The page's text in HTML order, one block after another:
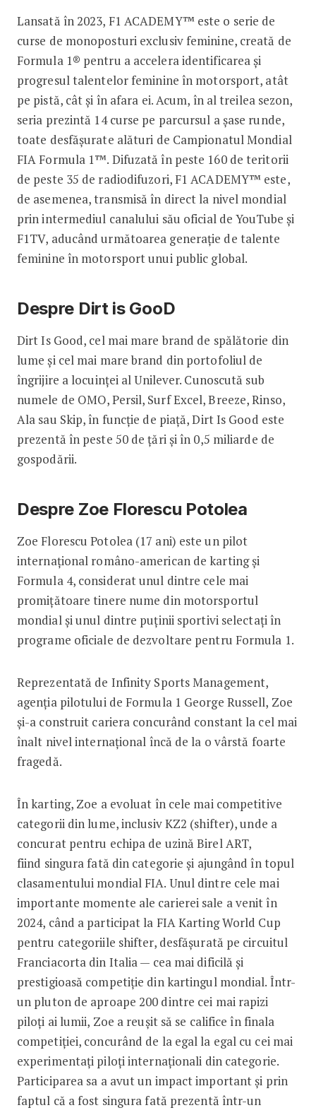
Lansată în 2023, F1 ACADEMY™ este o serie de
curse de monoposturi exclusiv feminine, creată de
Formula 1® pentru a accelera identificarea și
progresul talentelor feminine în motorsport, atât
pe pistă, cât și în afara ei. Acum, în al treilea sezon,
seria prezintă 14 curse pe parcursul a șase runde,
toate desfășurate alături de Campionatul Mondial
FIA Formula 1™. Difuzată în peste 160 de teritorii
de peste 35 de radiodifuzori, F1 ACADEMY™ este,
de asemenea, transmisă în direct la nivel mondial
prin intermediul canalului său oficial de YouTube și
F1TV, aducând următoarea generație de talente
feminine în motorsport unui public global.
Despre Dirt is GooD
Dirt Is Good, cel mai mare brand de spălătorie din
lume și cel mai mare brand din portofoliul de
îngrijire a locuinței al Unilever. Cunoscută sub
numele de OMO, Persil, Surf Excel, Breeze, Rinso,
Ala sau Skip, în funcție de piață, Dirt Is Good este
prezentă în peste 50 de țări și în 0,5 miliarde de
gospodării.
Despre Zoe Florescu Potolea
Zoe Florescu Potolea (17 ani) este un pilot
internațional româno-american de karting și
Formula 4, considerat unul dintre cele mai
promițătoare tinere nume din motorsportul
mondial și unul dintre puținii sportivi selectați în
programe oficiale de dezvoltare pentru Formula 1.
Reprezentată de Infinity Sports Management,
agenția pilotului de Formula 1 George Russell, Zoe
și-a construit cariera concurând constant la cel mai
înalt nivel internațional încă de la o vârstă foarte
fragedă.
În karting, Zoe a evoluat în cele mai competitive
categorii din lume, inclusiv KZ2 (shifter), unde a
concurat pentru echipa de uzină Birel ART,
fiind singura fată din categorie și ajungând în topul
clasamentului mondial FIA. Unul dintre cele mai
importante momente ale carierei sale a venit în
2024, când a participat la FIA Karting World Cup
pentru categoriile shifter, desfășurată pe circuitul
Franciacorta din Italia — cea mai dificilă și
prestigioasă competiție din kartingul mondial. Într-
un pluton de aproape 200 dintre cei mai rapizi
piloți ai lumii, Zoe a reușit să se califice în finala
competiției, concurând de la egal la egal cu cei mai
experimentați piloți internaționali din categorie.
Participarea sa a avut un impact important și prin
faptul că a fost singura fată prezentă într-un